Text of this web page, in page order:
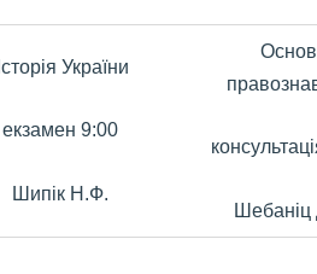
Історія України
екзамен 9:00
Шипік Н.Ф.